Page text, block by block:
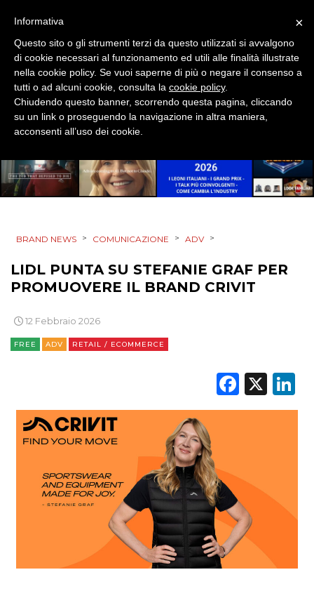
EVENTI
MOBILE
PROMOZIONI
PRODOTTI
CSR
STRATEGIE
CINEMA
EDITORIA
ESTERNA
RADIO / AUDIO
BRAND NEWS > COMUNICAZIONE > ADV >
LIDL PUNTA SU STEFANIE GRAF PER
PROMUOVERE IL BRAND CRIVIT
12 Febbraio 2026
FREE ADV RETAIL / ECOMMERCE
X
×
Informativa
Questo sito o gli strumenti terzi da questo utilizzati si avvalgono
di cookie necessari al funzionamento ed utili alle finalità illustrate
nella cookie policy. Se vuoi saperne di più o negare il consenso a
tutti o ad alcuni cookie, consulta la cookie policy.
Chiudendo questo banner, scorrendo questa pagina, cliccando
su un link o proseguendo la navigazione in altra maniera,
acconsenti all’uso dei cookie.